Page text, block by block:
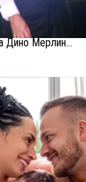
Дино Мерлин...